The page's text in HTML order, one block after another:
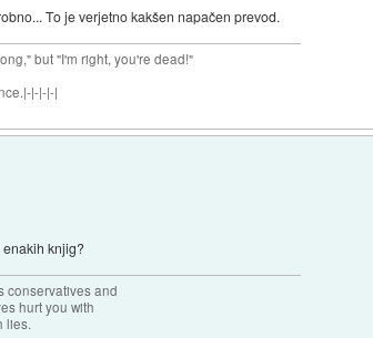
To je verjetno kakšen napačen prevod.
but "I'm right, you're dead!"
|-|-|-|
knjig?
conservatives and
hurt you with
lies.